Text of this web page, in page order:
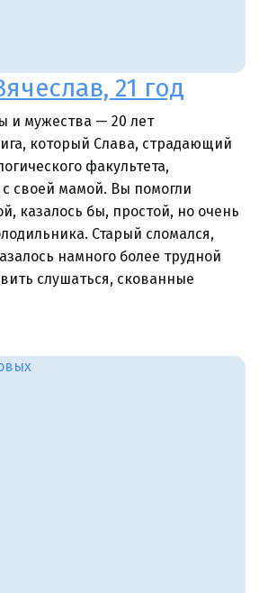
21 год
и мужества — 20 лет
который Слава, страдающий
факультета,
своей мамой. Вы помогли
казалось бы, простой, но очень
Старый сломался,
намного более трудной
слушаться, скованные